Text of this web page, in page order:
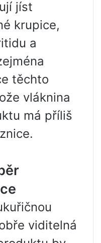
jíst
krupice,
a
těchto
vláknina
má příliš
viditelná